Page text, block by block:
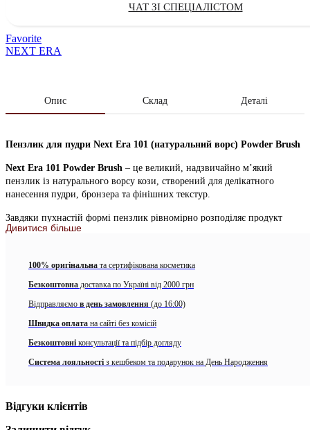
ЧАТ ЗІ СПЕЦІАЛІСТОМ
Favorite
NEXT ERA
Опис Склад Деталі
Пензлик для пудри Next Era 101 (натуральний ворс) Powder Brush
Next Era 101 Powder Brush – це великий, надзвичайно м’який
пензлик із натурального ворсу кози, створений для делікатного
нанесення пудри, бронзера та фінішних текстур.
Завдяки пухнастій формі пензлик рівномірно розподіляє продукт
тонким, невагомим шаром, не перевантажуючи шкіру та не
Для чого підходить
компактна та розсипчаста пудра
фінішна пудра
легке нанесення рум’ян на великі ділянки обличчя
Дуже м’який натуральний ворс кози
Дивитися більше
100% оригінальна та сертифікована косметика
Безкоштовна доставка по Україні від 2000 грн
Відправляємо в день замовлення (до 16:00)
Швидка оплата на сайті без комісій
Безкоштовні консультації та підбір догляду
Система лояльності з кешбеком та подарунок на День Народження
Відгуки клієнтів